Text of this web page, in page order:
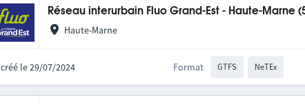
Réseau interurbain Fluo Grand-Est - Haute-Marne
Haute-Marne
créé le 29/07/2024 Format GTFS NeTEx